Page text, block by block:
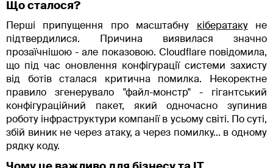
Що сталося?
Перші припущення про масштабну кібератакуне
підтвердилися. Причина виявилася значно
прозаїчнішою - але показовою. Cloudflare повідомила,
що під час оновлення конфігурації системи захисту
від ботів сталася критична помилка. Некоректне
правило згенерувало "файл-монстр" - гігантський
конфігураційний пакет, який одночасно зупинив
роботу інфраструктури компанії в усьому світі. По суті,
збій виник не через атаку, а через помилку... в одному
рядку коду.